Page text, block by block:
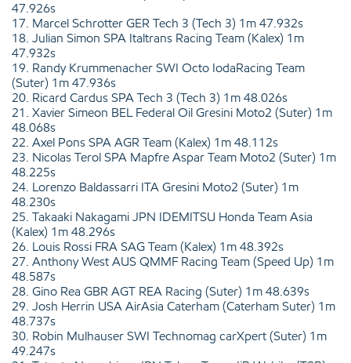
47.926s
17. Marcel Schrotter GER Tech 3 (Tech 3) 1m 47.932s
18. Julian Simon SPA Italtrans Racing Team (Kalex) 1m
47.932s
19. Randy Krummenacher SWI Octo IodaRacing Team
(Suter) 1m 47.936s
20. Ricard Cardus SPA Tech 3 (Tech 3) 1m 48.026s
21. Xavier Simeon BEL Federal Oil Gresini Moto2 (Suter) 1m
48.068s
22. Axel Pons SPA AGR Team (Kalex) 1m 48.112s
23. Nicolas Terol SPA Mapfre Aspar Team Moto2 (Suter) 1m
48.225s
24. Lorenzo Baldassarri ITA Gresini Moto2 (Suter) 1m
48.230s
25. Takaaki Nakagami JPN IDEMITSU Honda Team Asia
(Kalex) 1m 48.296s
26. Louis Rossi FRA SAG Team (Kalex) 1m 48.392s
27. Anthony West AUS QMMF Racing Team (Speed Up) 1m
48.587s
28. Gino Rea GBR AGT REA Racing (Suter) 1m 48.639s
29. Josh Herrin USA AirAsia Caterham (Caterham Suter) 1m
48.737s
30. Robin Mulhauser SWI Technomag carXpert (Suter) 1m
49.247s